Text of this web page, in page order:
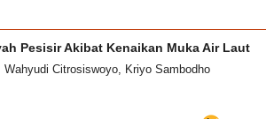
Pesisir Akibat Kenaikan Muka Air Laut
Citrosiswoyo, Kriyo Sambodho